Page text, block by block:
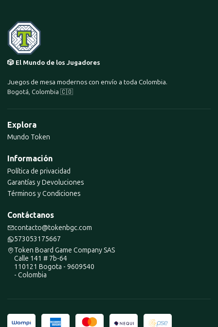
🎲 El Mundo de los Jugadores
Juegos de mesa modernos con envío a toda Colombia.
Bogotá, Colombia 🇨🇴
Explora
Mundo Token
Información
Política de privacidad
Garantías y Devoluciones
Términos y Condiciones
Contáctanos
contacto@tokenbgc.com
573053175667
Token Board Game Company SAS
Calle 141 # 7b-64
110121 Bogota - 9609540
- Colombia